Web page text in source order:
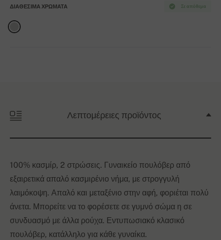
Σε απόθεμα
ΔΙΑΘΈΣΙΜΑ ΧΡΏΜΑΤΑ
Λεπτομέρειες προϊόντος
100% κασμίρ, 2 στρώσεις. Γυναικείο πουλόβερ από
εξαιρετικά απαλό κασμιρένιο νήμα, με στρογγυλή
λαιμόκοψη. Απαλό και μεταξένιο στην αφή, φοριέται πολύ
άνετα. Μπορείτε να το φορέσετε σε γυμνό σώμα η σε
συνδυασμό με άλλα ρούχα. Εντυπωσιακό κλασικό
πουλόβερ, κατάλληλο για κάθε γυναίκα.